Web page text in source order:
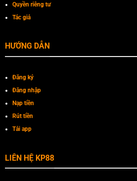
Quyền riêng tư
Tác giả
HƯỚNG DẪN
Đăng ký
Đăng nhập
Nạp tiền
Rút tiền
Tải app
LIÊN HỆ KP88